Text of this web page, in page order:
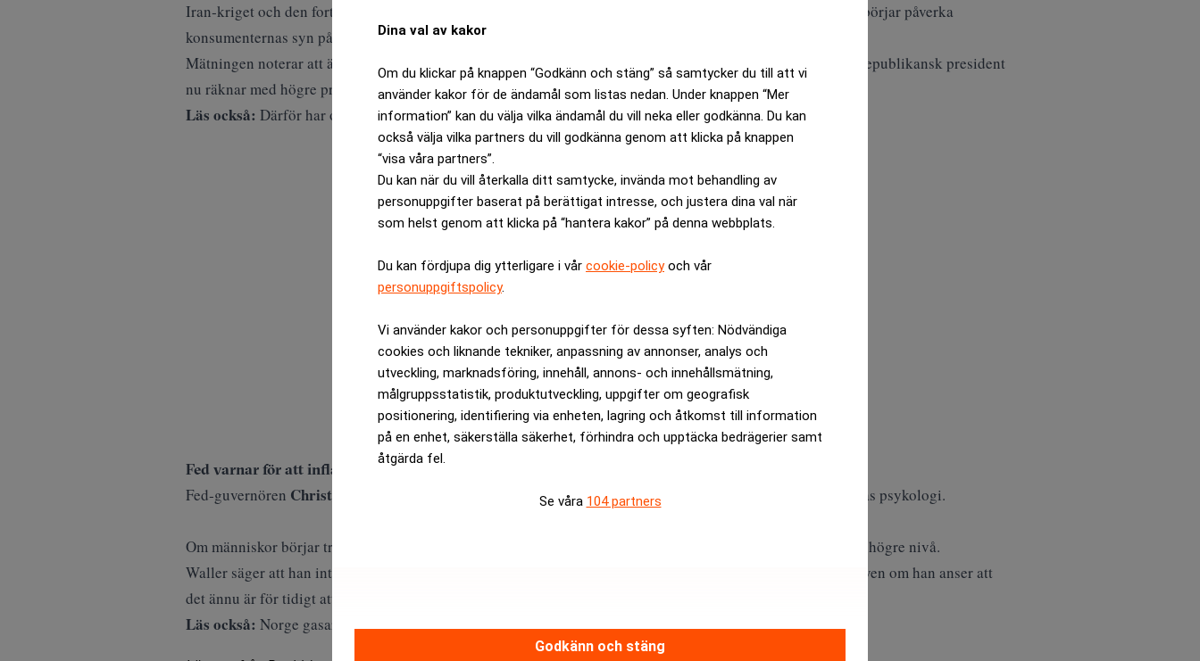
Dina val av kakor
Om du klickar på knappen “Godkänn och stäng” så samtycker du till att vi
använder kakor för de ändamål som listas nedan. Under knappen “Mer
information” kan du välja vilka ändamål du vill neka eller godkänna. Du kan
också välja vilka partners du vill godkänna genom att klicka på knappen
“visa våra partners”.
Du kan när du vill återkalla ditt samtycke, invända mot behandling av
personuppgifter baserat på berättigat intresse, och justera dina val när
som helst genom att klicka på “hantera kakor” på denna webbplats.
Du kan fördjupa dig ytterligare i vår cookie-policyoch vår
personuppgiftspolicy.
Vi använder kakor och personuppgifter för dessa syften: Nödvändiga
cookies och liknande tekniker, anpassning av annonser, analys och
utveckling, marknadsföring, innehåll, annons- och innehållsmätning,
målgruppsstatistik, produktutveckling, uppgifter om geografisk
positionering, identifiering via enheten, lagring och åtkomst till information
på en enhet, säkerställa säkerhet, förhindra och upptäcka bedrägerier samt
åtgärda fel.
Se våra 104 partners
Godkänn och stäng
Iran‑kriget och den fortsatta stängningen av Hormuzsundet håller olje- och bränslepriserna på en nivå som börjar påverka
konsumenternas syn på inflationen.
Mätningen noterar att även republikanska väljare som normalt är mer optimistiska kring inflation under en republikansk president
nu räknar med högre priser.
Läs också: Därför har oljepriserna inte stigit mer än 100 dollar – ännu – Realtid
ANNONS
Fed varnar för att inflationen kan släppa sitt ankare
Fed‑guvernören Christopher Waller varnar i ett tal för att en serie prischocker kan förändra konsumenternas psykologi.
Om människor börjar tro att minsta störning leder till prisökningar, riskerar inflationen att bita sig fast på en högre nivå.
Waller säger att han inte tvekar att stödja en räntehöjning om inflationsförväntningarna fortsätter att stiga, även om han anser att
det ännu är för tidigt att agera.
Läs också: Norge gasar – öppnar döda fält under krisen – Realtid